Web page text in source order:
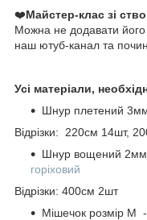
❤️Майстер-клас зі
Можна не додавати
наш ютуб-канал та
Усі матеріали,
Шнур плетений
Відрізки: 220см 14шт,
Шнур вощений
горіховий
Відрізки: 400см 2шт
Мішечок розмір М